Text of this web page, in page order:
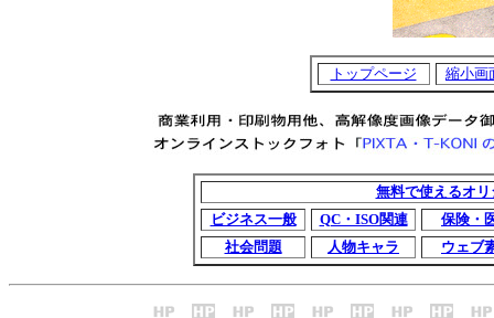
トップページ 縮小画
無料で使えるオ
ビジネス一般
QC・ISO関連
保険・
社会問題
人物キャラ ウェブ